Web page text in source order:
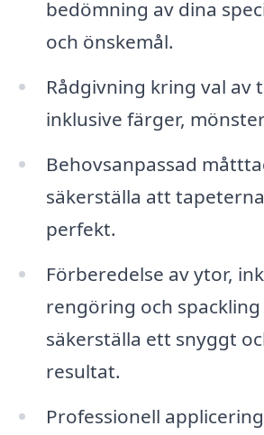
bedömning av dina
och önskemål.
Rådgivning kring val av
inklusive färger,
Behovsanpassad
säkerställa att
perfekt.
Förberedelse av ytor,
rengöring och
säkerställa ett snyggt
resultat.
Professionell